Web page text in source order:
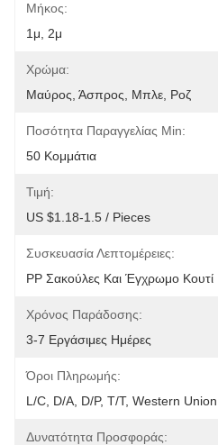
Μήκος:
1μ, 2μ
Χρώμα:
Μαύρος, Άσπρος, Μπλε, Ροζ
Ποσότητα Παραγγελίας Min:
50 Κομμάτια
Τιμή:
US $1.18-1.5 / Pieces
Συσκευασία Λεπτομέρειες:
PP Σακούλες Και Έγχρωμο Κουτί
Χρόνος Παράδοσης:
3-7 Εργάσιμες Ημέρες
Όροι Πληρωμής:
L/C, D/A, D/P, T/T, Western Union,
Δυνατότητα Προσφοράς: